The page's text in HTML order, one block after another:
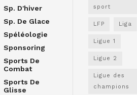
Sp. D'hiver
Sp. De Glace
Spéléologie
Sponsoring
Sports De
Combat
Sports De
Glisse
sport
LFP Liga
Ligue 1
Ligue 2
Ligue des
champions